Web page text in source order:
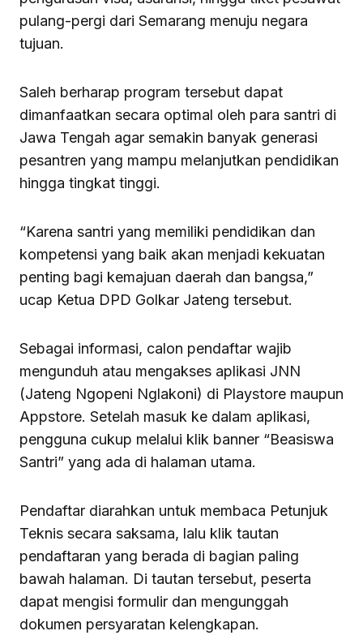
pulang-pergi dari Semarang menuju negara
tujuan.
Saleh berharap program tersebut dapat
dimanfaatkan secara optimal oleh para santri di
Jawa Tengah agar semakin banyak generasi
pesantren yang mampu melanjutkan pendidikan
hingga tingkat tinggi.
“Karena santri yang memiliki pendidikan dan
kompetensi yang baik akan menjadi kekuatan
penting bagi kemajuan daerah dan bangsa,”
ucap Ketua DPD Golkar Jateng tersebut.
Sebagai informasi, calon pendaftar wajib
mengunduh atau mengakses aplikasi JNN
(Jateng Ngopeni Nglakoni) di Playstore maupun
Appstore. Setelah masuk ke dalam aplikasi,
pengguna cukup melalui klik banner “Beasiswa
Santri” yang ada di halaman utama.
Pendaftar diarahkan untuk membaca Petunjuk
Teknis secara saksama, lalu klik tautan
pendaftaran yang berada di bagian paling
bawah halaman. Di tautan tersebut, peserta
dapat mengisi formulir dan mengunggah
dokumen persyaratan kelengkapan.